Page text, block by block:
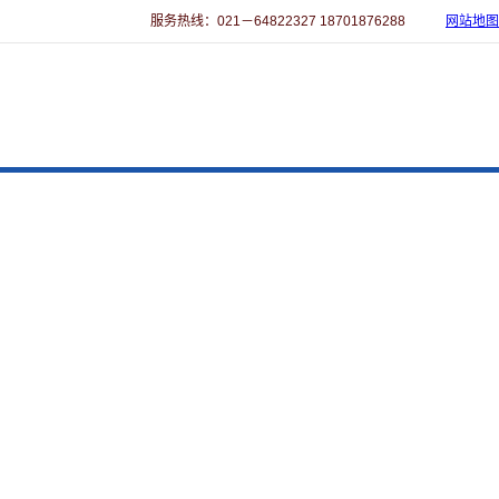
服务热线：021－64822327 18701876288 网站地图